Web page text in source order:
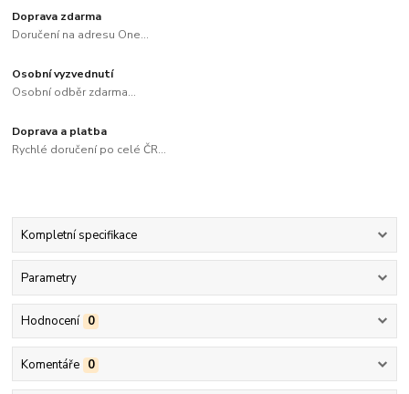
Doprava zdarma
Doručení na adresu One...
Osobní vyzvednutí
Osobní odběr zdarma...
Doprava a platba
Rychlé doručení po celé ČR...
Kompletní specifikace
Parametry
Hodnocení 0
Komentáře 0